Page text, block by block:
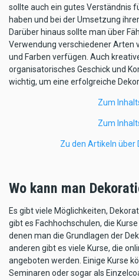
sollte auch ein gutes Verständnis
haben und bei der Umsetzung
Darüber hinaus sollte man über
Verwendung verschiedener Arten
und Farben verfügen. Auch
organisatorisches Geschick und
wichtig, um eine erfolgreiche
Zum
Zum
Zu den Artikeln über
Wo kann man
Es gibt viele Möglichkeiten,
gibt es Fachhochschulen, die
denen man die Grundlagen der
anderen gibt es viele Kurse, die
angeboten werden. Einige Kurse
Seminaren oder sogar als